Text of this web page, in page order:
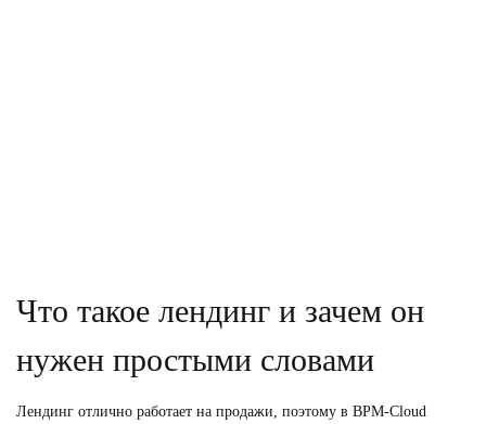
Что такое лендинг и зачем он
нужен простыми словами
Лендинг отлично работает на продажи, поэтому в BPM-Cloud